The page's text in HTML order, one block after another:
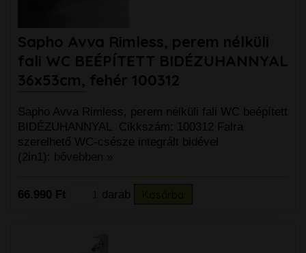
Sapho Avva Rimless, perem nélküli
fali WC BEÉPÍTETT BIDÉZUHANNYAL
36x53cm, fehér 100312
Sapho Avva Rimless, perem nélküli fali WC beépített
BIDÉZUHANNYAL Cikkszám: 100312 Falra
szerelhető WC-csésze integrált bidével
(2in1):
bővebben »
66.990 Ft darab